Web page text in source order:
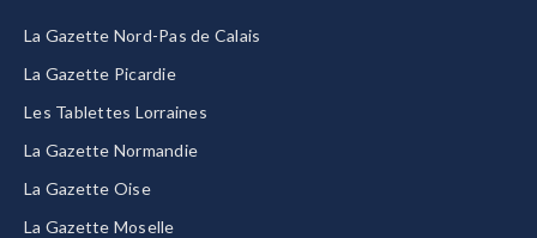
La Gazette Nord-Pas de Calais
La Gazette Picardie
Les Tablettes Lorraines
La Gazette Normandie
La Gazette Oise
La Gazette Moselle